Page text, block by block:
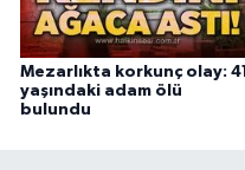
Mezarlıkta korkunç olay: 41
yaşındaki adam ölü
bulundu